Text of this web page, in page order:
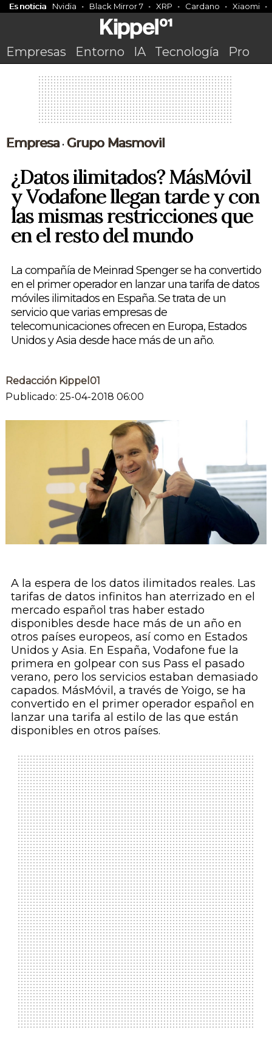
Es noticia Nvidia Black Mirror 7 XRP Cardano Xiaomi
Empresas Entorno IA Tecnología Pro
Empresa• Grupo Masmovil
¿Datos ilimitados? MásMóvil
y Vodafone llegan tarde y con
las mismas restricciones que
en el resto del mundo
La compañía de Meinrad Spenger se ha convertido
en el primer operador en lanzar una tarifa de datos
móviles ilimitados en España. Se trata de un
servicio que varias empresas de
telecomunicaciones ofrecen en Europa, Estados
Unidos y Asia desde hace más de un año.
Redacción Kippel01
Publicado: 25-04-2018 06:00
A la espera de los datos ilimitados reales. Las
tarifas de datos infinitos han aterrizado en el
mercado español tras haber estado
disponibles desde hace más de un año en
otros países europeos, así como en Estados
Unidos y Asia. En España, Vodafone fue la
primera en golpear con sus Pass el pasado
verano, pero los servicios estaban demasiado
capados. MásMóvil, a través de Yoigo, se ha
convertido en el primer operador español en
lanzar una tarifa al estilo de las que están
disponibles en otros países.